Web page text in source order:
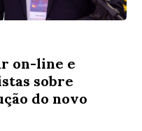
on-line e
sobre
do novo